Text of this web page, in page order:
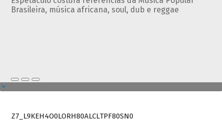
Brasileira, música africana, soul, dub e reggae
Z7_L9KEH4O0LORH80ALCLTPF80SN0